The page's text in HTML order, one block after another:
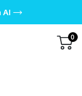
Al
0